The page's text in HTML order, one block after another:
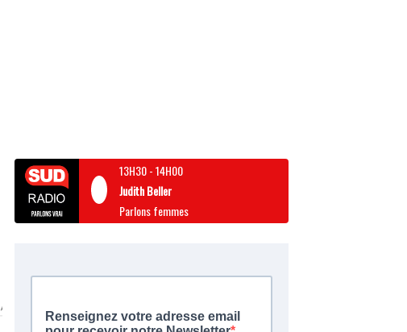
13H30-14H00
Judith Beller
Parlons femmes